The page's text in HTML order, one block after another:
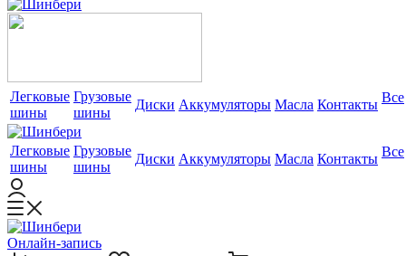
Легковые
шины
Грузовые
шины
Диски Аккумуляторы Масла Контакты Все
Легковые
шины
Грузовые
шины
Диски Аккумуляторы Масла Контакты Все
Онлайн-запись